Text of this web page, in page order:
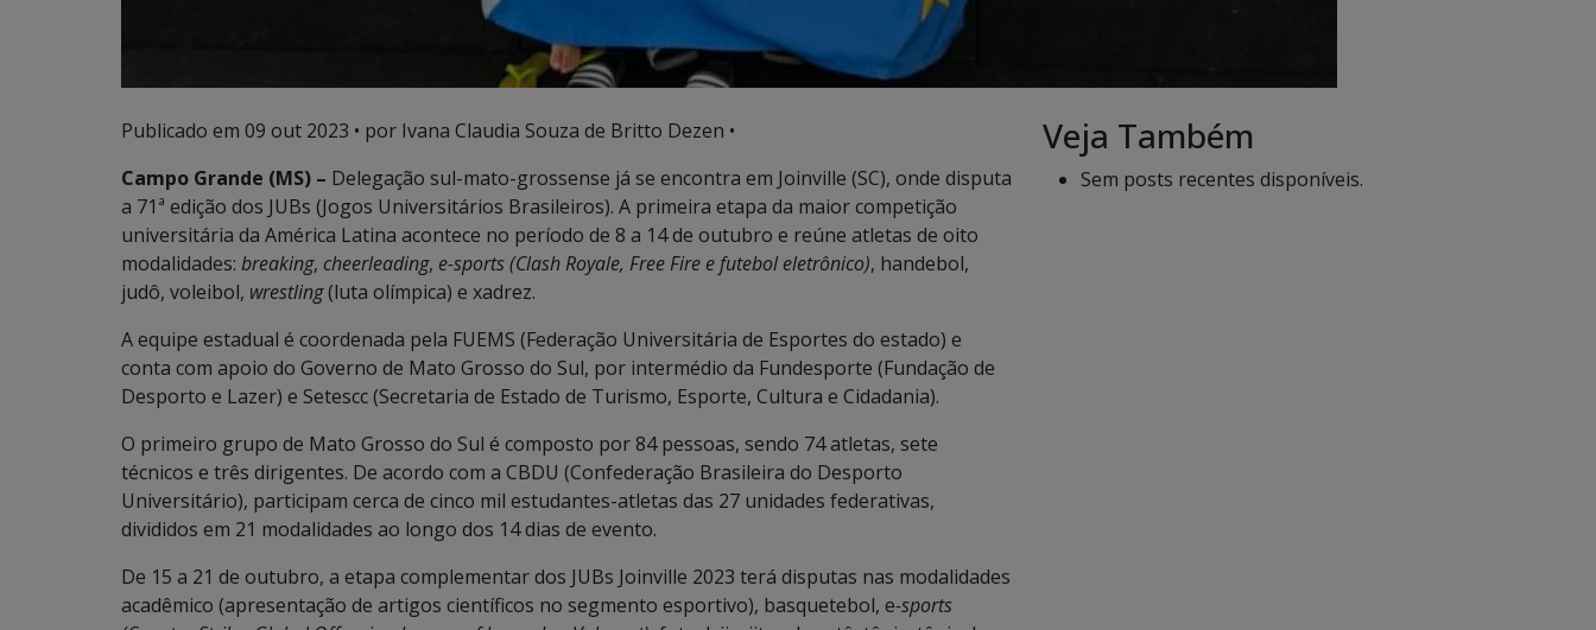
Publicado em 09 out 2023 • por Ivana Claudia Souza de Britto Dezen •
Campo Grande (MS) – Delegação sul-mato-grossense já se encontra em Joinville (SC), onde disputa
a 71ª edição dos JUBs (Jogos Universitários Brasileiros). A primeira etapa da maior competição
universitária da América Latina acontece no período de 8 a 14 de outubro e reúne atletas de oito
modalidades: breaking, cheerleading, e-sports (Clash Royale, Free Fire e futebol eletrônico), handebol,
judô, voleibol, wrestling(luta olímpica) e xadrez.
A equipe estadual é coordenada pela FUEMS (Federação Universitária de Esportes do estado) e
conta com apoio do Governo de Mato Grosso do Sul, por intermédio da Fundesporte (Fundação de
Desporto e Lazer) e Setescc (Secretaria de Estado de Turismo, Esporte, Cultura e Cidadania).
O primeiro grupo de Mato Grosso do Sul é composto por 84 pessoas, sendo 74 atletas, sete
técnicos e três dirigentes. De acordo com a CBDU (Confederação Brasileira do Desporto
Universitário), participam cerca de cinco mil estudantes-atletas das 27 unidades federativas,
divididos em 21 modalidades ao longo dos 14 dias de evento.
De 15 a 21 de outubro, a etapa complementar dos JUBs Joinville 2023 terá disputas nas modalidades
acadêmico (apresentação de artigos científicos no segmento esportivo), basquetebol, e-sports
Veja Também
Sem posts recentes disponíveis.